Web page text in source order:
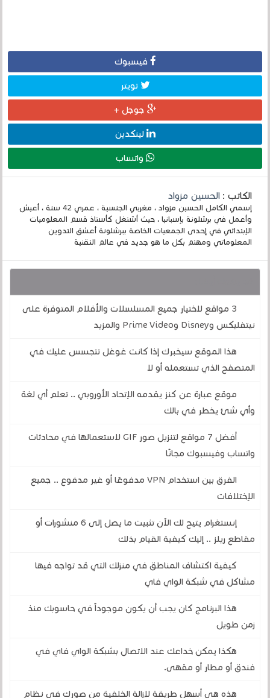
فيسبوك
تويتر
جوجل +
لينكدين
واتساب
الكاتب :الحسين مزواد
إسمي الكامل الحسين مزواد ، مغربي الجنسية ، عمري 42 سنة ، أعيش
وأعمل في برشلونة بإسبانيا ، حيث أشتغل كأستاذ قسم المعلوميات
الإبتدائي في إحدى الجمعيات الخاصة ببرشلونة أعشق التدوين
المعلوماتي ومهتم بكل ما هو جديد في عالم التقنية
3 مواقع لاختيار جميع المسلسلات والأفلام المتوفرة على
نيتفليكس وDisney وPrime Video والمزيد
هذا الموقع سيخبرك إذا كانت غوغل تتجسس عليك في
المتصفح الذي تستعمله أو لا
موقع عبارة عن كنز يقدمه الإتحاد الأوروبي .. تعلم أي لغة
وأي شئ يخطر في بالك
أفضل 7 مواقع لتنزيل صور GIF لاستعمالها في محادثات
واتساب وفيسبوك مجانًا
الفرق بين استخدام VPN مدفوعًا أو غير مدفوع .. جميع
الإختلافات
إنستغرام يتيح لك الآن تثبيت ما يصل إلى 6 منشورات أو
مقاطع ريلز .. إليك كيفية القيام بذلك
كيفية اكتشاف المناطق في منزلك التي قد تواجه فيها
مشاكل في شبكة الواي فاي
هذا البرنامج كان يجب أن يكون موجوداً في حاسوبك منذ
زمن طويل
هكذا يمكن خداعك عند الاتصال بشبكة الواي فاي في
فندق أو مطار أو مقهى.
هذه هي أسهل طريقة لإزالة الخلفية من صورك في نظام